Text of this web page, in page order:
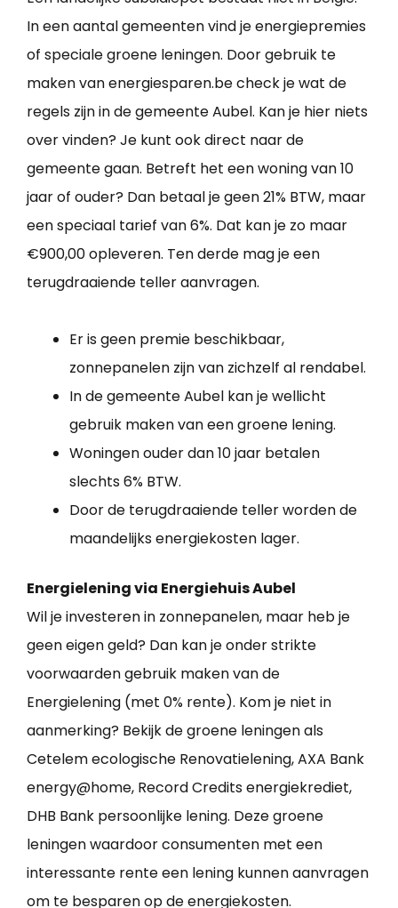
In een aantal gemeenten vind je energiepremies
of speciale groene leningen. Door gebruik te
maken van energiesparen.be check je wat de
regels zijn in de gemeente Aubel. Kan je hier niets
over vinden? Je kunt ook direct naar de
gemeente gaan. Betreft het een woning van 10
jaar of ouder? Dan betaal je geen 21% BTW, maar
een speciaal tarief van 6%. Dat kan je zo maar
€900,00 opleveren. Ten derde mag je een
terugdraaiende teller aanvragen.
Er is geen premie beschikbaar,
zonnepanelen zijn van zichzelf al rendabel.
In de gemeente Aubel kan je wellicht
gebruik maken van een groene lening.
Woningen ouder dan 10 jaar betalen
slechts 6% BTW.
Door de terugdraaiende teller worden de
maandelijks energiekosten lager.
Energielening via Energiehuis Aubel
Wil je investeren in zonnepanelen, maar heb je
geen eigen geld? Dan kan je onder strikte
voorwaarden gebruik maken van de
Energielening (met 0% rente). Kom je niet in
aanmerking? Bekijk de groene leningen als
Cetelem ecologische Renovatielening, AXA Bank
energy@home, Record Credits energiekrediet,
DHB Bank persoonlijke lening. Deze groene
leningen waardoor consumenten met een
interessante rente een lening kunnen aanvragen
om te besparen op de energiekosten.